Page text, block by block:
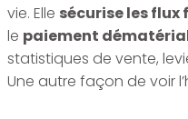
vie. Elle sécurise les
le paiement
statistiques de vente,
Une autre façon de voir